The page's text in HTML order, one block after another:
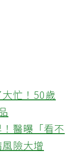
忙！50歲
醫曝「看不
險大增